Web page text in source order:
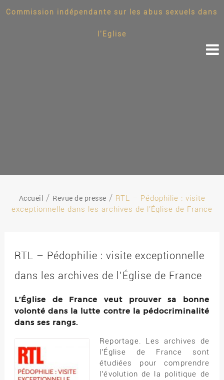
Commission indépendante sur les abus sexuels dans
l'Eglise
Accueil Revue de presse
RTL – Pédophilie : visite
exceptionnelle dans les archives de l’Église de France
RTL – Pédophilie : visite exceptionnelle
dans les archives de l’Église de France
L’Église de France veut prouver sa bonne
volonté dans la lutte contre la pédocriminalité
dans ses rangs.
Reportage. Les archives de
l’Église de France sont
étudiées pour comprendre
l’évolution de la politique de